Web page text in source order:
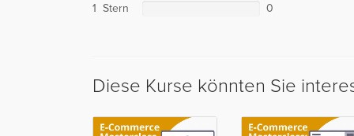
1 Stern
0
Diese Kurse könnten Sie